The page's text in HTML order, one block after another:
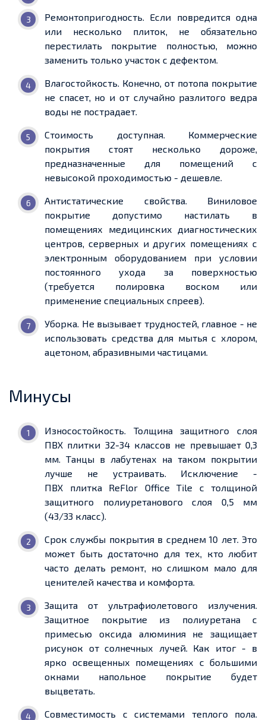
Ремонтопригодность. Если повредится одна
или несколько плиток, не обязательно
перестилать покрытие полностью, можно
заменить только участок с дефектом.
Влагостойкость. Конечно, от потопа покрытие
не спасет, но и от случайно разлитого ведра
воды не пострадает.
Стоимость доступная. Коммерческие
покрытия стоят несколько дороже,
предназначенные для помещений с
невысокой проходимостью - дешевле.
Антистатические свойства. Виниловое
покрытие допустимо настилать в
помещениях медицинских диагностических
центров, серверных и других помещениях с
электронным оборудованием при условии
постоянного ухода за поверхностью
(требуется полировка воском или
применение специальных спреев).
Уборка. Не вызывает трудностей, главное - не
использовать средства для мытья с хлором,
ацетоном, абразивными частицами.
Минусы
Износостойкость. Толщина защитного слоя
ПВХ плитки 32-34 классов не превышает 0,3
мм. Танцы в
лабутенах на таком покрытии
лучше не устраивать. Исключение -
ПВХ плитка ReFlor Office Tile с толщиной
защитного полиуретанового слоя 0,5 мм
(43/33 класс).
Срок службы покрытия в среднем 10 лет. Это
может быть достаточно для тех, кто любит
часто делать ремонт, но слишком мало для
ценителей качества и комфорта.
Защита от ультрафиолетового излучения.
Защитное покрытие из полиуретана с
примесью оксида алюминия не защищает
рисунок от солнечных лучей. Как итог - в
ярко освещенных помещениях с большими
окнами напольное покрытие будет
выцветать.
Совместимость с системами теплого пола.